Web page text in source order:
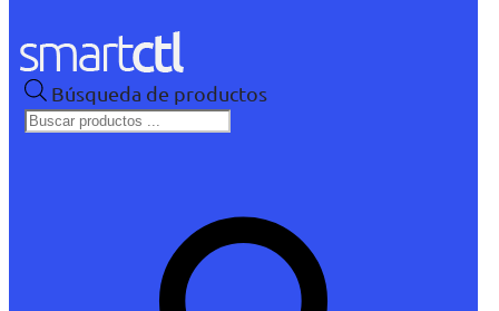
Búsqueda de productos